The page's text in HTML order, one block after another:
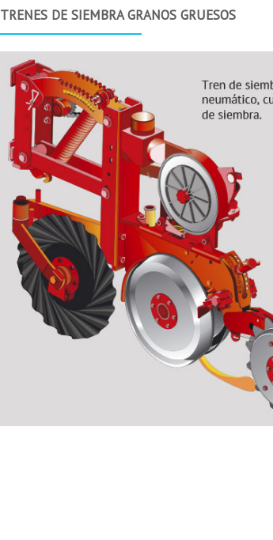
TRENES DE SIEMBRA GRANOS GRUESOS